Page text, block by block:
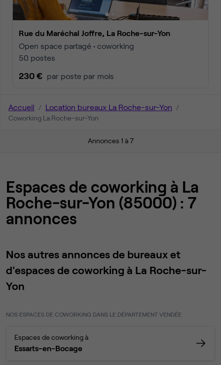
Rue du Maréchal Joffre, La Roche-sur-Yon
Open space partagé • coworking
50 postes
230 € par poste par mois
Accueil Location bureaux La Roche-sur-Yon
Coworking La Roche-sur-Yon
Annonces 1 à 7
Espaces de coworking à La
Roche-sur-Yon (85000) : 7
annonces
Nos autres annonces de bureaux et
d'espaces de coworking à La Roche-sur-
Yon
NOS ESPACES DE COWORKING DANS LE DÉPARTEMENT VENDÉE
Espaces de coworking à
Essarts-en-Bocage